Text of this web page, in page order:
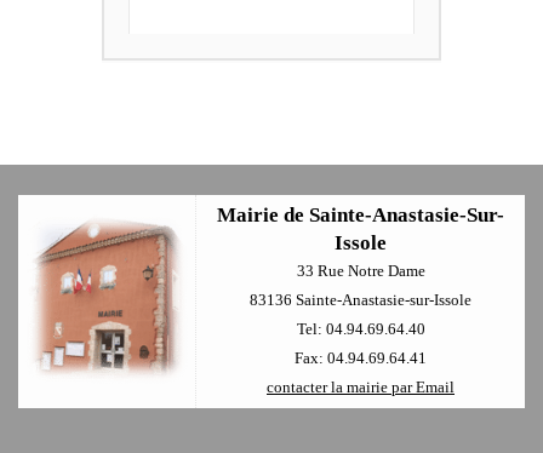
Mairie de Sainte-Anastasie-Sur-
Issole
33 Rue Notre Dame
83136 Sainte-Anastasie-sur-Issole
Tel: 04.94.69.64.40
Fax: 04.94.69.64.41
contacter la mairie par Email